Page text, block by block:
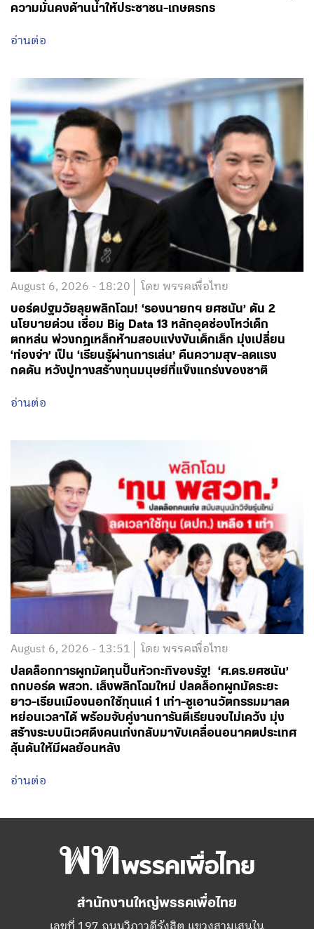
ความมั่นคงด้านน้ำให้ประชาชน-เกษตรกร
อ่านต่อ
August 6, 2026 - 18:20 โดย พรรคเพื่อไทย
บอร์ดปฐมวัยลุยพลิกโฉม! ‘รองนายกฯ ยศชนัน’ ดัน 2
นโยบายด่วน เชื่อม Big Data 13 หลักอุดช่องโหว่เด็ก
ตกหล่น พ่วงกฎเหล็กห้ามสอบแข่งขันเด็กเล็ก มุ่งเปลี่ยน
‘ท่องจำ’ เป็น ‘เรียนรู้ผ่านการเล่น’ คืนความสุข-ลดแรง
กดดัน หวังปูทางสร้างทุนมนุษย์ที่แข็งแกร่งของชาติ
อ่านต่อ
August 6, 2026 - 13:51 โดย พรรคเพื่อไทย
ปลดล็อกการผูกมัดทุนปั้นหัวกะทิของรัฐ! ‘ศ.ดร.ยศชนัน’
ถกบอร์ด พสวท. เล็งพลิกโฉมใหม่ ปลดล็อกผูกมัดระยะ
ยาว-เรียนเมืองนอกใช้ทุนแค่ 1 เท่า-ชูเอานวัตกรรมมาลด
หย่อนเวลาได้ พร้อมจับคู่งานการันตีเรียนจบไม่เคว้ง มุ่ง
สร้างระบบนิเวศดึงคนเก่งกลับมาขับเคลื่อนอนาคตประเทศ
ลุ้นดันให้มีผลย้อนหลัง
อ่านต่อ
สำนักงานใหญ่พรรคเพื่อไทย